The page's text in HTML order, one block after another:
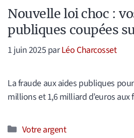
Nouvelle loi choc :
publiques coupées
1 juin 2025 parLéo Charcosset
La fraude aux aides publiques
millions et 1,6 milliard d’euros aux
Catégories
Votre argent